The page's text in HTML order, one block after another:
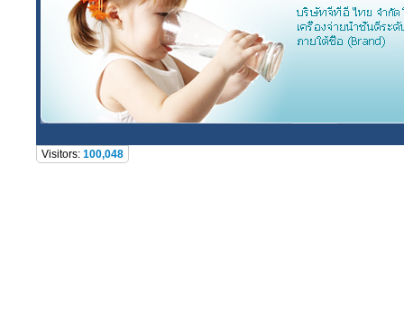
Visitors: 100,048